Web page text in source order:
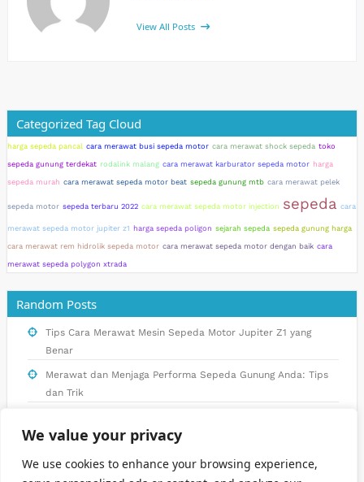
We value your privacy
We use cookies to enhance your browsing experience,
View All Posts
Categorized Tag Cloud
harga sepeda pancal cara merawat busi sepeda motor cara merawat shock sepeda toko
sepeda gunung terdekat rodalink malang cara merawat karburator sepeda motor harga
sepeda murah cara merawat sepeda motor beat sepeda gunung mtb cara merawat pelek
sepeda motor sepeda terbaru 2022 cara merawat sepeda motor injection sepeda cara
merawat sepeda motor jupiter z1 harga sepeda poligon sejarah sepeda sepeda gunung harga
cara merawat rem hidrolik sepeda motor cara merawat sepeda motor dengan baik cara
merawat sepeda polygon xtrada
Random Posts
Tips Cara Merawat Mesin Sepeda Motor Jupiter Z1 yang
Benar
Merawat dan Menjaga Performa Sepeda Gunung Anda: Tips
dan Trik
Anda Harus Memilikinya
Mengenal Sejarah Sepeda: Dari Awal Mula Hingga
Perkembangan di Indonesia